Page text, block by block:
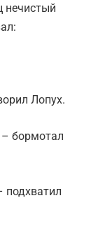
нечистый
Лопух.
– бормотал
подхватил